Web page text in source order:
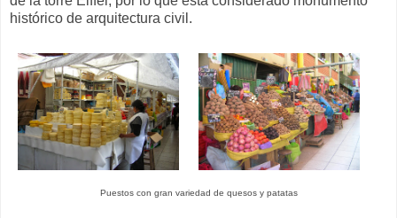
histórico de arquitectura civil.
Puestos con gran variedad de quesos y patatas